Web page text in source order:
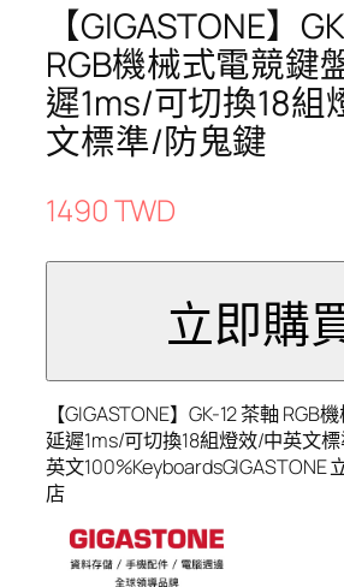
【GIGASTONE】
RGB機械式電競鍵
遲1ms/可切換18組
文標準/防鬼鍵
1490 TWD
【GIGASTONE】GK-12 茶軸 RGB
延遲1ms/可切換18組燈效/中英文
英文100%KeyboardsGIGASTONE
店